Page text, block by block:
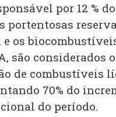
por 12 %
portentosas
e os
são
de combustíveis
70% do
do período.